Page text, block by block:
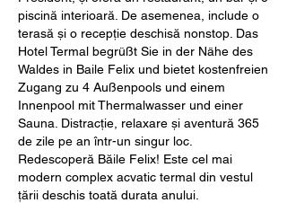
piscină interioară. De asemenea, include o
terasă și o recepție deschisă nonstop. Das
Hotel Termal begrüßt Sie in der Nähe des
Waldes in Baile Felix und bietet kostenfreien
Zugang zu 4 Außenpools und einem
Innenpool mit Thermalwasser und einer
Sauna. Distracție, relaxare și aventură 365
de zile pe an într-un singur loc.
Redescoperă Băile Felix! Este cel mai
modern complex acvatic termal din vestul
țării deschis toată durata anului.